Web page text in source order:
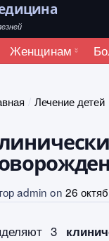
Женщинам
Лечение детей
admin on 26
3